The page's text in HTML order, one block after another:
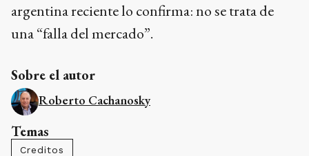
argentina reciente lo confirma: no se trata de
una “falla del mercado”.
Sobre el autor
Roberto Cachanosky
Temas
Creditos